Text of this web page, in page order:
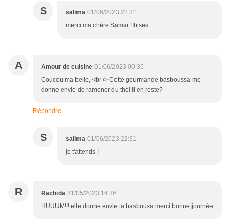
S salima 01/06/2023 22:31
merci ma chère Samar ! bises
A Amour de cuisine 01/06/2023 00:35
Coucou ma belle, <br /> Cette gourmande basboussa me
donne envie de ramener du thé! Il en reste?
Répondre
S salima 01/06/2023 22:31
je t'attends !
R Rachida 31/05/2023 14:36
HUUUM!!! elle donne envie ta basbousa merci bonne journée